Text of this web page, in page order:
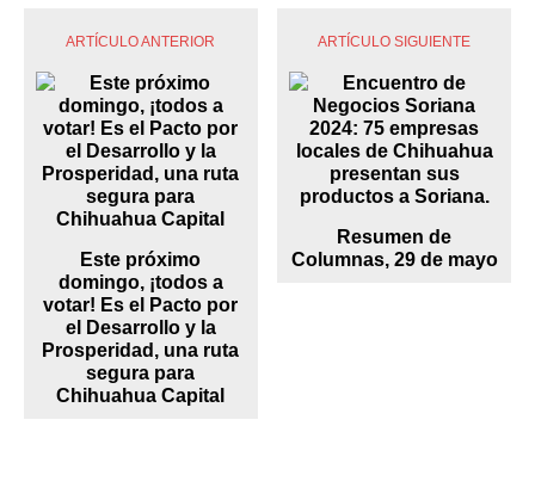
ARTÍCULO ANTERIOR
Este próximo
domingo, ¡todos a
votar! Es el Pacto por
el Desarrollo y la
Prosperidad, una ruta
segura para
Chihuahua Capital
ARTÍCULO SIGUIENTE
Resumen de
Columnas, 29 de mayo